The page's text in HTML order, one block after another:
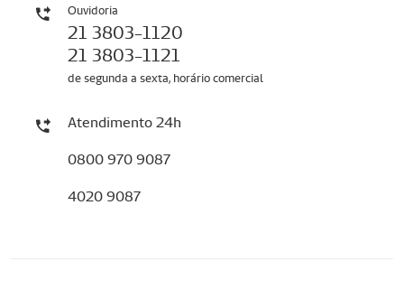
Ouvidoria
21 3803-1120
21 3803-1121
de segunda a sexta, horário comercial
Atendimento 24h
0800 970 9087
4020 9087